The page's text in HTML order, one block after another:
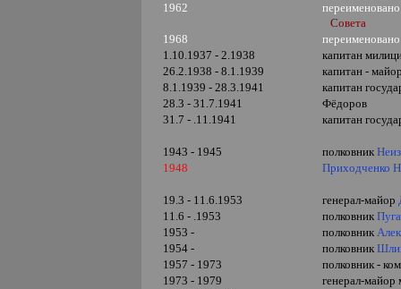
1962
Совета
1968
1.10.1937 - 2.1938
капитан
26.2.1938 - 8.1.1939
капитан -
8.1.1939 - 28.3.1941
капитан
28.3 - 31.7.1941
Фёдоров
31.7 - .11.1941
капитан
1943 - 1945 полковник
1948
Приходченко
19.3 - 11.6.1953 генерал-майор
11.6 - .1953
полковник
1953 -
полковник
1954 -
полковник
1957 - 1973
полковник -
1973 - 1979
генерал-